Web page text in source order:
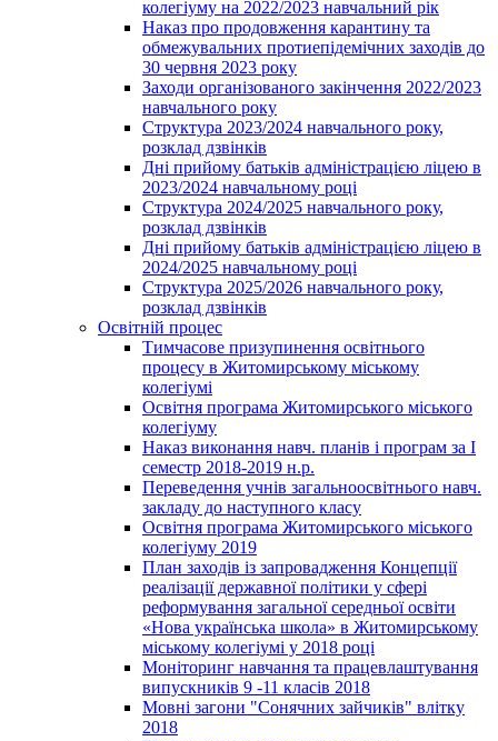
колегіуму на 2022/2023 навчальний рік
Наказ про продовження карантину та
обмежувальних протиепідемічних заходів до
30 червня 2023 року
Заходи організованого закінчення 2022/2023
навчального року
Структура 2023/2024 навчального року,
розклад дзвінків
Дні прийому батьків адміністрацією ліцею в
2023/2024 навчальному році
Структура 2024/2025 навчального року,
розклад дзвінків
Дні прийому батьків адміністрацією ліцею в
2024/2025 навчальному році
Структура 2025/2026 навчального року,
розклад дзвінків
Освітній процес
Тимчасове призупинення освітнього
процесу в Житомирському міському
колегіумі
Освітня програма Житомирського міського
колегіуму
Наказ виконання навч. планів і програм за І
семестр 2018-2019 н.р.
Переведення учнів загальноосвітнього навч.
закладу до наступного класу
Освітня програма Житомирського міського
колегіуму 2019
План заходів із запровадження Концепції
реалізації державної політики у сфері
реформування загальної середньої освіти
«Нова українська школа» в Житомирському
міському колегіумі у 2018 році
Моніторинг навчання та працевлаштування
випускників 9 -11 класів 2018
Мовні загони "Сонячних зайчиків" влітку
2018